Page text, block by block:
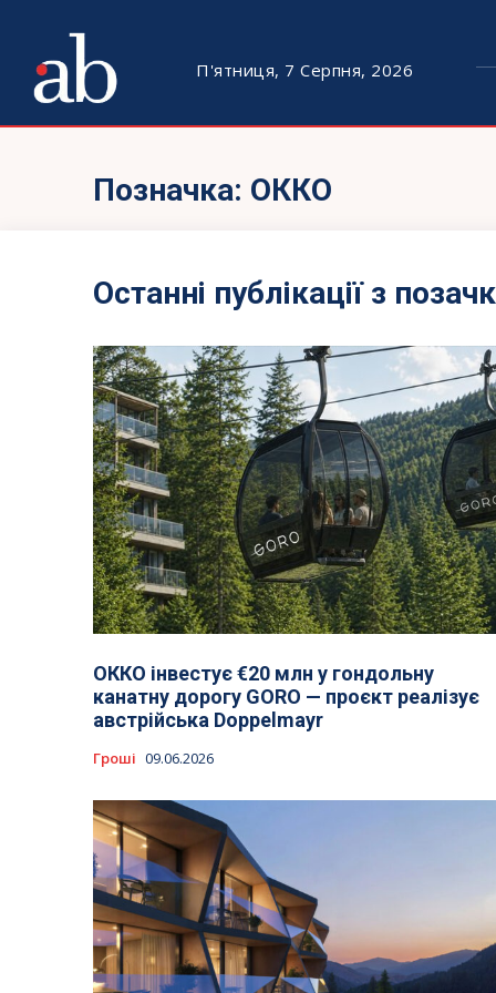
П'ятниця, 7 Серпня, 2026
Позначка: ОККО
Останні публікації з
ОККО інвестує €20 млн у гондольну
канатну дорогу GORO — проєкт реалізує
австрійська Doppelmayr
Гроші 09.06.2026